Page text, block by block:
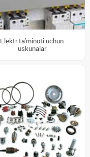
Elektr ta'minoti uchun
uskunalar